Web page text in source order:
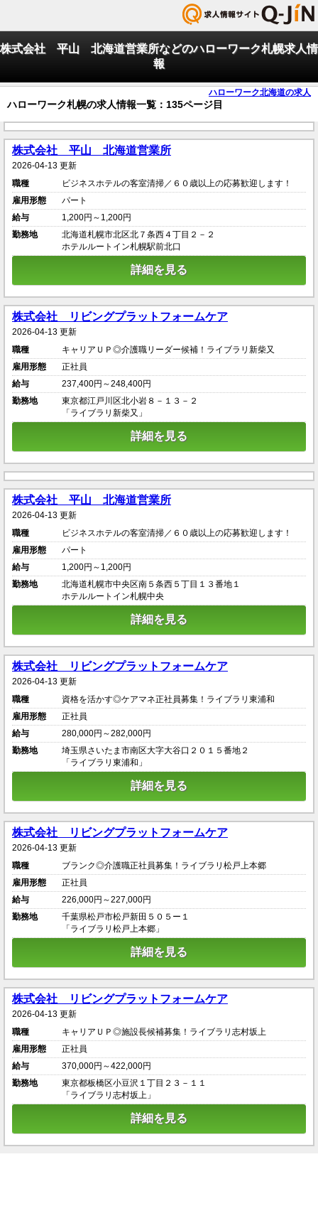
株式会社 平山 北海道営業所などのハローワーク札幌求人情
報
ハローワーク北海道の求人
ハローワーク札幌の求人情報一覧：135ページ目
株式会社 平山 北海道営業所
2026-04-13 更新
職種
ビジネスホテルの客室清掃／６０歳以上の応募歓迎します！
雇用形態
パート
給与
1,200円～1,200円
勤務地
北海道札幌市北区北７条西４丁目２－２
ホテルルートイン札幌駅前北口
詳細を見る
株式会社 リビングプラットフォームケア
2026-04-13 更新
職種
キャリアＵＰ◎介護職リーダー候補！ライブラリ新柴又
雇用形態
正社員
給与
237,400円～248,400円
勤務地
東京都江戸川区北小岩８－１３－２
「ライブラリ新柴又」
詳細を見る
株式会社 平山 北海道営業所
2026-04-13 更新
職種
ビジネスホテルの客室清掃／６０歳以上の応募歓迎します！
雇用形態
パート
給与
1,200円～1,200円
勤務地
北海道札幌市中央区南５条西５丁目１３番地１
ホテルルートイン札幌中央
詳細を見る
株式会社 リビングプラットフォームケア
2026-04-13 更新
職種
資格を活かす◎ケアマネ正社員募集！ライブラリ東浦和
雇用形態
正社員
給与
280,000円～282,000円
勤務地
埼玉県さいたま市南区大字大谷口２０１５番地２
「ライブラリ東浦和」
詳細を見る
株式会社 リビングプラットフォームケア
2026-04-13 更新
職種
ブランク◎介護職正社員募集！ライブラリ松戸上本郷
雇用形態
正社員
給与
226,000円～227,000円
勤務地
千葉県松戸市松戸新田５０５ー１
「ライブラリ松戸上本郷」
詳細を見る
株式会社 リビングプラットフォームケア
2026-04-13 更新
職種
キャリアＵＰ◎施設長候補募集！ライブラリ志村坂上
雇用形態
正社員
給与
370,000円～422,000円
勤務地
東京都板橋区小豆沢１丁目２３－１１
「ライブラリ志村坂上」
詳細を見る